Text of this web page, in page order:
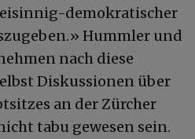
demokratischer
Hummler und
nach diese
Diskussionen über
an der Zürcher
tabu gewesen sein.